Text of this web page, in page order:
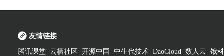
友情链接
腾讯课堂 云栖社区 开源中国 中生代技术 DaoCloud 数人云 饿